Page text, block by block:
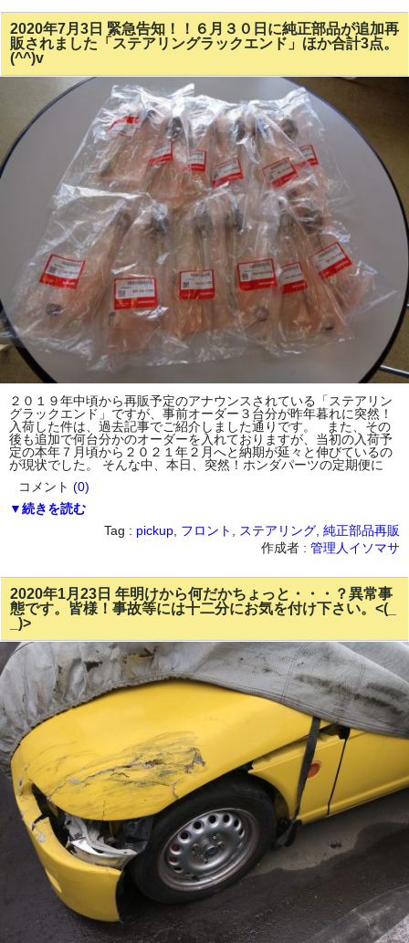
2020年7月3日 緊急告知！！６月３０日に純正部品が追加再
販されました「ステアリングラックエンド」ほか合計3点。
(^^)v
２０１９年中頃から再販予定のアナウンスされている「ステアリン
グラックエンド」ですが、事前オーダー３台分が昨年暮れに突然！
入荷した件は、過去記事でご紹介しました通りです。 また、その
後も追加で何台分かのオーダーを入れておりますが、当初の入荷予
定の本年７月頃から２０２１年２月へと納期が延々と伸びているの
が現状でした。 そんな中、本日、突然！ホンダパーツの定期便に
コメント (0)
▼続きを読む
Tag : pickup フロント ステアリング 純正部品再販
作成者 : 管理人イソマサ
2020年1月23日 年明けから何だかちょっと・・・？異常事
態です。皆様！事故等には十二分にお気を付け下さい。<(_
_)>